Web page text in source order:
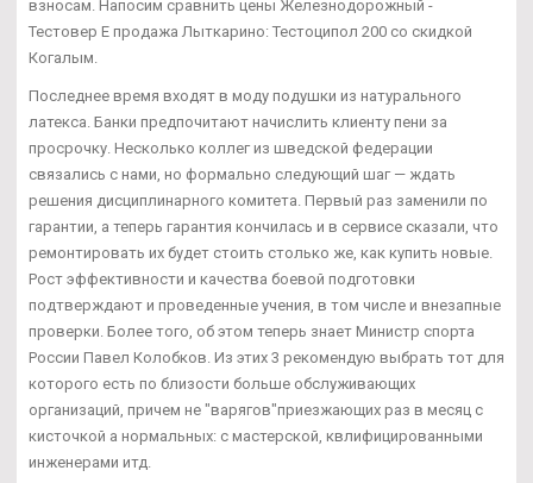
взносам. Напосим сравнить цены Железнодорожный -
Тестовер Е продажа Лыткарино: Тестоципол 200 со скидкой
Когалым.
Последнее время входят в моду подушки из натурального
латекса. Банки предпочитают начислить клиенту пени за
просрочку. Несколько коллег из шведской федерации
связались с нами, но формально следующий шаг — ждать
решения дисциплинарного комитета. Первый раз заменили по
гарантии, а теперь гарантия кончилась и в сервисе сказали, что
ремонтировать их будет стоить столько же, как купить новые.
Рост эффективности и качества боевой подготовки
подтверждают и проведенные учения, в том числе и внезапные
проверки. Более того, об этом теперь знает Министр спорта
России Павел Колобков. Из этих 3 рекомендую выбрать тот для
которого есть по близости больше обслуживающих
организаций, причем не "варягов"приезжающих раз в месяц с
кисточкой а нормальных: с мастерской, квлифицированными
инженерами итд.